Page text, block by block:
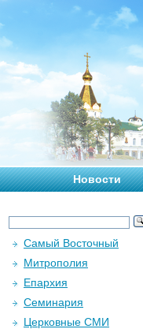
Новости
Самый Восточный
Митрополия
Епархия
Семинария
Церковные СМИ